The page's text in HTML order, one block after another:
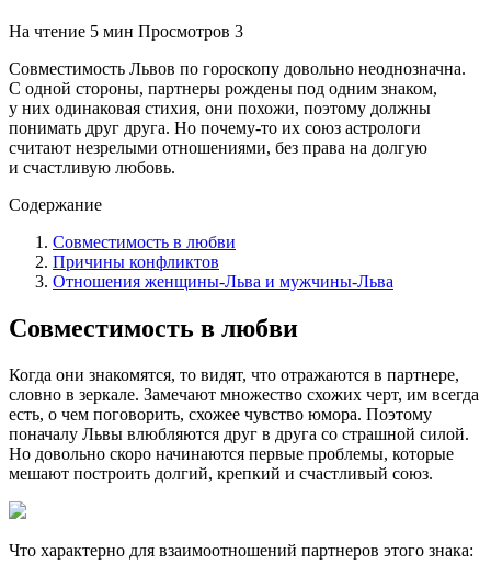
На чтение 5 мин Просмотров 3
Совместимость Львов по гороскопу довольно неоднозначна.
С одной стороны, партнеры рождены под одним знаком,
у них одинаковая стихия, они похожи, поэтому должны
понимать друг друга. Но почему-то их союз астрологи
считают незрелыми отношениями, без права на долгую
и счастливую любовь.
Содержание
Совместимость в любви
Причины конфликтов
Отношения женщины-Льва и мужчины-Льва
Совместимость в любви
Когда они знакомятся, то видят, что отражаются в партнере,
словно в зеркале. Замечают множество схожих черт, им всегда
есть, о чем поговорить, схожее чувство юмора. Поэтому
поначалу Львы влюбляются друг в друга со страшной силой.
Но довольно скоро начинаются первые проблемы, которые
мешают построить долгий, крепкий и счастливый союз.
Что характерно для взаимоотношений партнеров этого знака: